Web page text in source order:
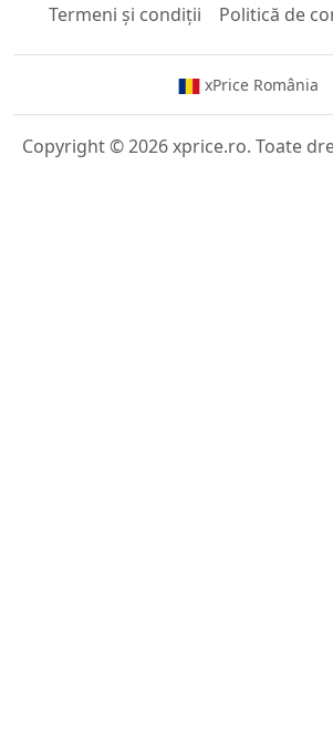
Termeni și condiții
Politică de
xPrice România
Copyright © 2026 xprice.ro. Toate